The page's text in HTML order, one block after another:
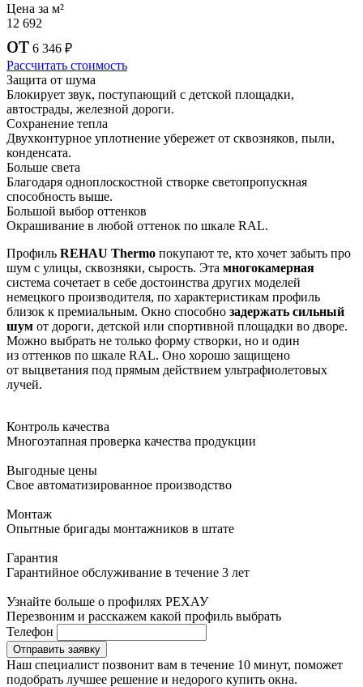
Цена за м²
12 692
от 6 346 ₽
Рассчитать стоимость
Защита от шума
Блокирует звук, поступающий с детской площадки,
автострады, железной дороги.
Сохранение тепла
Двухконтурное уплотнение убережет от сквозняков, пыли,
конденсата.
Больше света
Благодаря одноплоскостной створке светопропускная
способность выше.
Большой выбор оттенков
Окрашивание в любой оттенок по шкале RAL.
Профиль REHAU Thermo покупают те, кто хочет забыть про
шум с улицы, сквозняки, сырость. Эта многокамерная
система сочетает в себе достоинства других моделей
немецкого производителя, по характеристикам профиль
близок к премиальным. Окно способно задержать сильный
шум от дороги, детской или спортивной площадки во дворе.
Можно выбрать не только форму створки, но и один
из оттенков по шкале RAL. Оно хорошо защищено
от выцветания под прямым действием ультрафиолетовых
лучей.
Контроль качества
Многоэтапная проверка качества продукции
Выгодные цены
Свое автоматизированное производство
Монтаж
Опытные бригады монтажников в штате
Гарантия
Гарантийное обслуживание в течение 3 лет
Узнайте больше о профилях РЕХАУ
Перезвоним и расскажем какой профиль выбрать
Телефон
Отправить заявку
Наш специалист позвонит вам в течение 10 минут, поможет
подобрать лучшее решение и недорого купить окна.